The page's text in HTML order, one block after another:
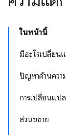
ในหน้านี้
มีอะไรเปลี่ยน
ปัญหาด้านควา
การเปลี่ยนแป
ส่วนขยาย